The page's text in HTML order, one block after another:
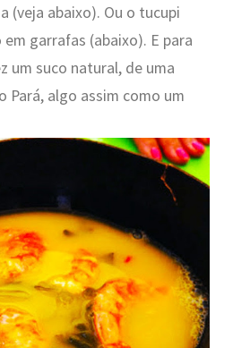
(veja abaixo). Ou o tucupi
garrafas (abaixo). E para
um suco natural, de uma
Pará, algo assim como um